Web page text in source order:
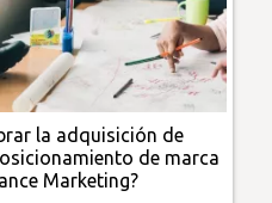
la adquisición de
de marca
Marketing?